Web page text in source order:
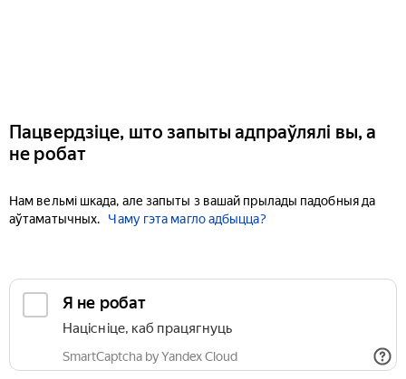
Пацвердзіце, што запыты адпраўлялі вы, а
не робат
Нам вельмі шкада, але запыты з вашай прылады падобныя да
аўтаматычных.
Чаму гэта магло адбыцца?
Я не робат
Націсніце, каб працягнуць
SmartCaptcha by Yandex Cloud